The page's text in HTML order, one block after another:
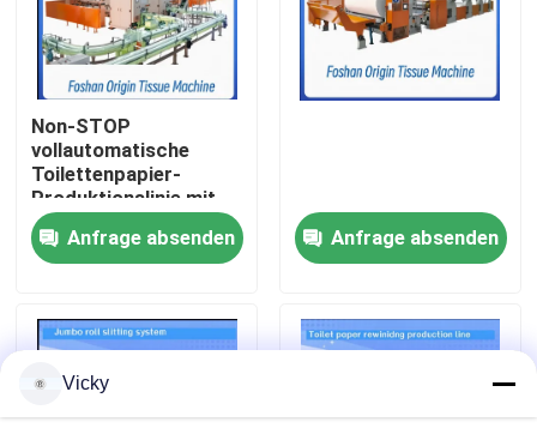
Qualitätskontrolle
Kontakt mit uns
Neuigkeiten
Bitte um ein Angebot
VR
Seidenpapier-Fertigungsstraße
Non-STOP
vollautomatische
Toilettenpapier-
Produktionslinie mit
Prägungseinheit
Anfrage absenden Anfrage absenden
Vicky